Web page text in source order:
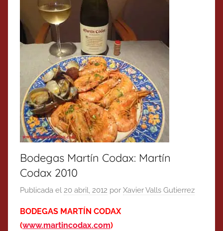
Bodegas Martín Codax: Martín
Codax 2010
Publicada el 20 abril, 2012 por Xavier Valls Gutierrez
BODEGAS MARTÍN CODAX
(www.martincodax.com)